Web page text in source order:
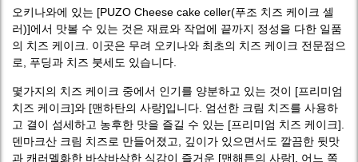
오키나와에 있는 [PUZO Cheese cake celler(푸조 치즈 케이크 셀
러)]에서 맛볼 수 있는 것은 재료와 작업에 끝까지 정성을 다한 일품
의 치즈 케이크. 이곳은 무려 오키나와 최초의 치즈 케이크 전문점으
로, 푸딩과 치즈 붓세도 있습니다.
몇가지의 치즈 케이크 중에서 인기를 양분하고 있는 것이 [프리미엄
치즈 케이크]와 [맨하탄의 사랑]입니다. 엄선한 크림 치즈를 사용하
고 결이 섬세하고 농후한 맛을 즐길 수 있는 [프리미엄 치즈 케이크].
덴마크산 크림 치즈로 만들어졌고, 깊이가 있으면서도 깔끔한 뒷맛
과 캐러멜화한 바삭바삭한 식감이 즐거운 [맨해튼의 사랑]. 어느 쪽